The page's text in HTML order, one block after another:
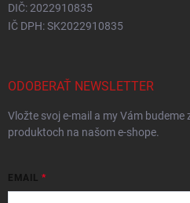
DIČ: 2022910835
IČ DPH: SK2022910835
ODOBERAŤ NEWSLETTER
Vložte svoj e-mail a my Vám
produktoch na našom e-shope.
EMAIL